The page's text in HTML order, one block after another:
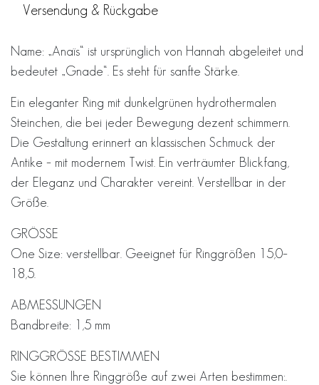
Versendung & Rückgabe
Name: „Anaïs“ ist ursprünglich von Hannah abgeleitet und
bedeutet „Gnade“. Es steht für sanfte Stärke.
Ein eleganter Ring mit dunkelgrünen hydrothermalen
Steinchen, die bei jeder Bewegung dezent schimmern.
Die Gestaltung erinnert an klassischen Schmuck der
Antike – mit modernem Twist. Ein verträumter Blickfang,
der Eleganz und Charakter vereint. Verstellbar in der
Größe.
GRÖSSE
One Size: verstellbar. Geeignet für Ringgrößen 15,0–
18,5.
ABMESSUNGEN
Bandbreite: 1,5 mm
RINGGRÖSSE BESTIMMEN
Sie können Ihre Ringgröße auf zwei Arten bestimmen:.